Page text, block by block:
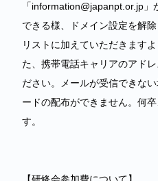
「information@japanpt.or.jp
できる様、ドメイン設定を解
リストに加えていただきます
た、携帯電話キャリアのアド
ださい。メールが受信できな
ードの配布ができません。何
す。